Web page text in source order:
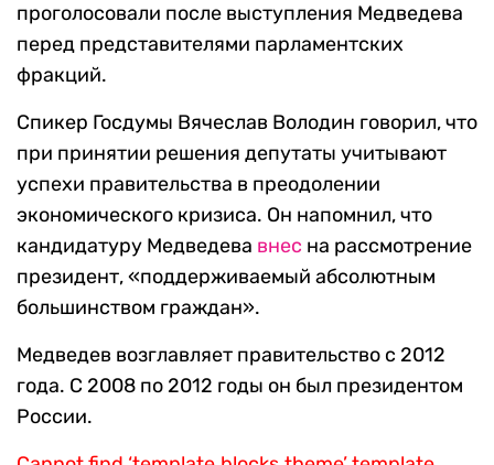
проголосовали после выступления Медведева
перед представителями парламентских
фракций.
Спикер Госдумы Вячеслав Володин говорил, что
при принятии решения депутаты учитывают
успехи правительства в преодолении
экономического кризиса. Он напомнил, что
кандидатуру Медведева внес на рассмотрение
президент, «поддерживаемый абсолютным
большинством граждан».
Медведев возглавляет правительство с 2012
года. С 2008 по 2012 годы он был президентом
России.